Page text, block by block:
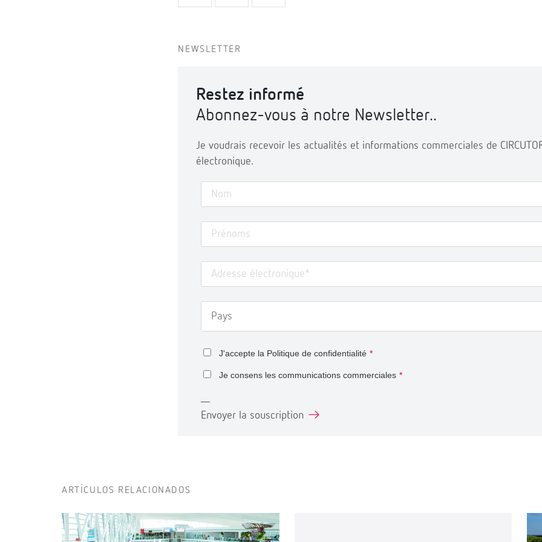
NEWSLETTER
Restez informé
Abonnez-vous à notre Newsletter..
Je voudrais recevoir les actualités et informations commerciales de
électronique.
*
J'accepte la Politique de confidentialité
*
Je consens les communications commerciales
Envoyer la souscription
ARTÍCULOS RELACIONADOS